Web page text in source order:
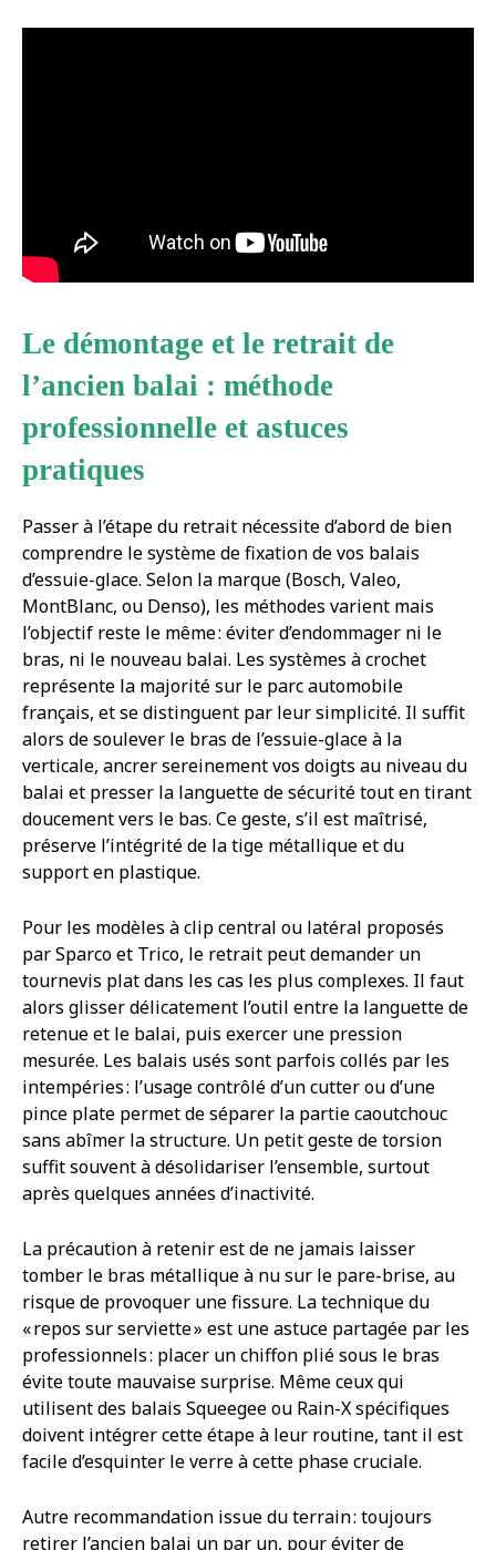
Le démontage et le retrait de
l’ancien balai : méthode
professionnelle et astuces
pratiques
Passer à l’étape du retrait nécessite d’abord de bien
comprendre le système de fixation de vos balais
d’essuie-glace. Selon la marque (Bosch, Valeo,
MontBlanc, ou Denso), les méthodes varient mais
l’objectif reste le même : éviter d’endommager ni le
bras, ni le nouveau balai. Les systèmes à crochet
représente la majorité sur le parc automobile
français, et se distinguent par leur simplicité. Il suffit
alors de soulever le bras de l’essuie-glace à la
verticale, ancrer sereinement vos doigts au niveau du
balai et presser la languette de sécurité tout en tirant
doucement vers le bas. Ce geste, s’il est maîtrisé,
préserve l’intégrité de la tige métallique et du
support en plastique.
Pour les modèles à clip central ou latéral proposés
par Sparco et Trico, le retrait peut demander un
tournevis plat dans les cas les plus complexes. Il faut
alors glisser délicatement l’outil entre la languette de
retenue et le balai, puis exercer une pression
mesurée. Les balais usés sont parfois collés par les
intempéries : l’usage contrôlé d’un cutter ou d’une
pince plate permet de séparer la partie caoutchouc
sans abîmer la structure. Un petit geste de torsion
suffit souvent à désolidariser l’ensemble, surtout
après quelques années d’inactivité.
La précaution à retenir est de ne jamais laisser
tomber le bras métallique à nu sur le pare-brise, au
risque de provoquer une fissure. La technique du
« repos sur serviette » est une astuce partagée par les
professionnels : placer un chiffon plié sous le bras
évite toute mauvaise surprise. Même ceux qui
utilisent des balais Squeegee ou Rain-X spécifiques
doivent intégrer cette étape à leur routine, tant il est
facile d’esquinter le verre à cette phase cruciale.
Autre recommandation issue du terrain : toujours
retirer l’ancien balai un par un, pour éviter de